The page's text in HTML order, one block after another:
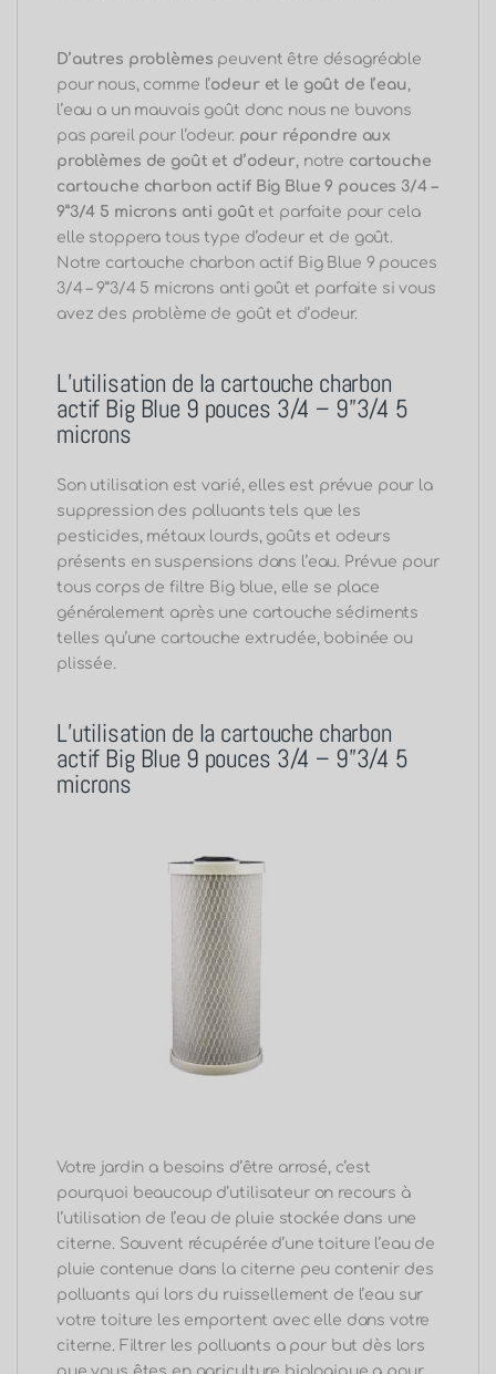
D’autres problèmes peuvent être désagréable
pour nous, comme l’odeur et le goût de l’eau,
l’eau a un mauvais goût donc nous ne buvons
pas pareil pour l’odeur. pour répondre aux
problèmes de goût et d’odeur, notre cartouche
cartouche charbon actif Big Blue 9 pouces 3/4 –
9”3/4 5 microns anti goût et parfaite pour cela
elle stoppera tous type d’odeur et de goût.
Notre cartouche charbon actif Big Blue 9 pouces
3/4 – 9”3/4 5 microns anti goût et parfaite si vous
avez des problème de goût et d’odeur.
L’utilisation de la cartouche charbon
actif Big Blue 9 pouces 3/4 – 9”3/4 5
microns
Son utilisation est varié, elles est prévue pour la
suppression des polluants tels que les
pesticides, métaux lourds, goûts et odeurs
présents en suspensions dans l’eau. Prévue pour
tous corps de filtre Big blue, elle se place
généralement après une cartouche sédiments
telles qu’une cartouche extrudée, bobinée ou
plissée.
L’utilisation de la cartouche charbon
actif Big Blue 9 pouces 3/4 – 9”3/4 5
microns
Votre jardin a besoins d’être arrosé, c’est
pourquoi beaucoup d’utilisateur on recours à
l’utilisation de l’eau de pluie stockée dans une
citerne. Souvent récupérée d’une toiture l’eau de
pluie contenue dans la citerne peu contenir des
polluants qui lors du ruissellement de l’eau sur
votre toiture les emportent avec elle dans votre
citerne. Filtrer les polluants a pour but dès lors